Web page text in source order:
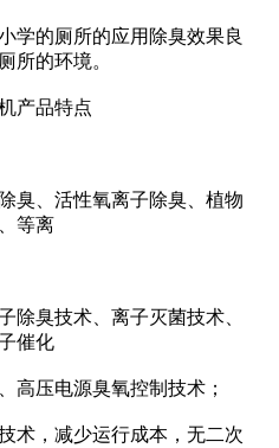
的厕所的应用除臭效果良
所的环境。
产品特点
、活性氧离子除臭、植物
等离
臭技术、离子灭菌技术、
催化
压电源臭氧控制技术；
，减少运行成本，无二次